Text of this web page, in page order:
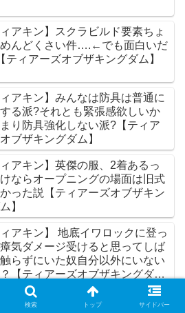
ィアキン】スクラビルド要素ちょ
めんどくさい件….←でも面白いだ
ティアーズオブザキングダム】
ィアキン】みんなは防具は普通に
る派?それとも緊張感欲しいか
り防具強化しない派?【ティア
ブザキングダム】
ィアキン】英傑の服、2着あるっ
ならオープニングの場面は旧式
った説【ティアーズオブザキン
】
ィアキン】 地底イワロックに登っ
気ダメージ受けると思ってしば
らずにいた奴自分以外にいない
【ティアーズオブザキングダ
ィアキン】シーカー文明消えた理
検索 トップ サイドバー